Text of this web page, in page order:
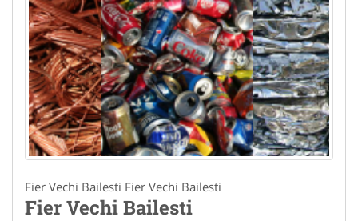
Fier Vechi Bailesti Fier Vechi Bailesti
Fier Vechi Bailesti